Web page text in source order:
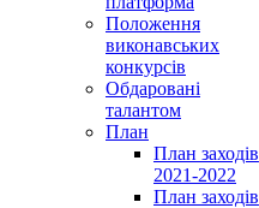
Положення
виконавських
конкурсів
Обдаровані
талантом
План
План заходів
2021-2022
План заходів